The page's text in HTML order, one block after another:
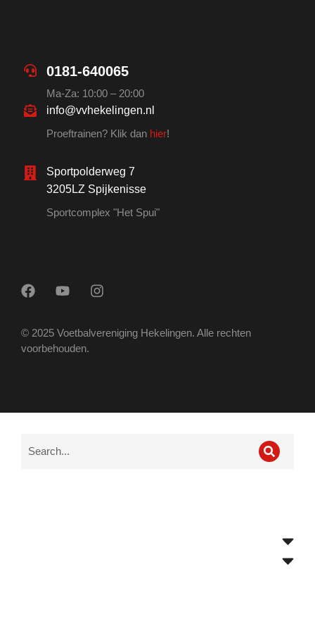
0181-640065
Ma-Za: 10:00 – 20:00
info@vvhekelingen.nl
Proeftrainen? Klik dan hier!
Sportpolderweg 7
3205LZ Spijkenisse
Sportcomplex "Het Spui"
© 2025 Voetbalvereniging Hekelingen. Alle rechten
voorbehouden.